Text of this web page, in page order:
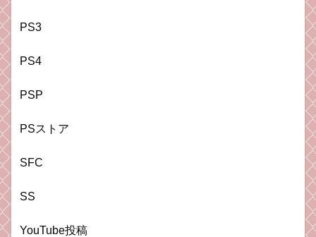
PS3
PS4
PSP
PSストア
SFC
SS
YouTube投稿